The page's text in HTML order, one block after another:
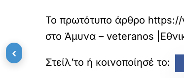
Το πρωτότυπο άρθρο
στο Άμυνα – veteranos
‹